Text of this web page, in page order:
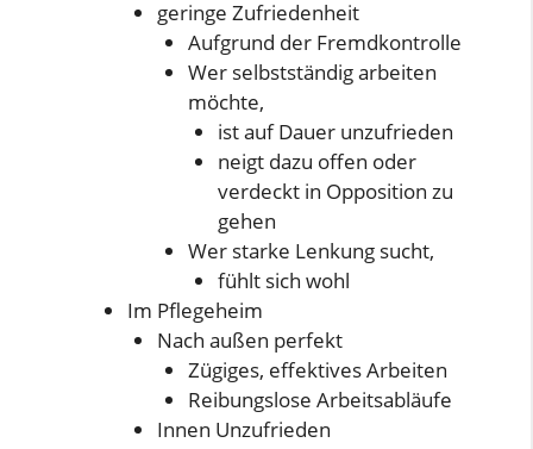
geringe Zufriedenheit
Aufgrund der Fremdkontrolle
Wer selbstständig arbeiten
möchte,
ist auf Dauer unzufrieden
neigt dazu offen oder
verdeckt in Opposition zu
gehen
Wer starke Lenkung sucht,
fühlt sich wohl
Im Pflegeheim
Nach außen perfekt
Zügiges, effektives Arbeiten
Reibungslose Arbeitsabläufe
Innen Unzufrieden